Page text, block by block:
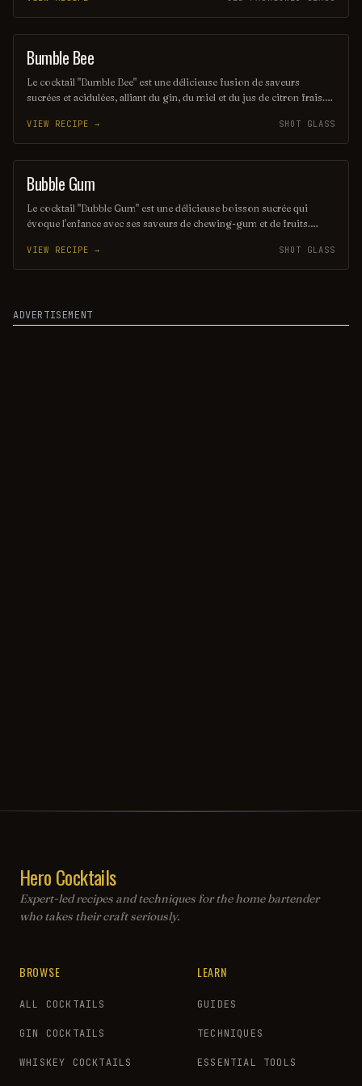
occasion spéciale. Laissez-vous séduire par cette fusion délicieuse
qui ravira vos papilles.
SHOT
Bumble Bee
Le cocktail "Bumble Bee" est une délicieuse fusion de saveurs
sucrées et acidulées, alliant du gin, du miel et du jus de citron frais.
en fait une boisson parfaite pour les chaudes journées d'été.
Dégustez ce cocktail pour une expérience à la fois sophistiquée et
estivale.
VIEW RECIPE → SHOT GLASS
SHOT
Bubble Gum
Le cocktail "Bubble Gum" est une délicieuse boisson sucrée qui
évoque l'enfance avec ses saveurs de chewing-gum et de fruits.
une expérience rafraîchissante et ludique, parfaite pour les soirées
estivales. Sa couleur rose vif attire tous les regards et promet une
VIEW RECIPE → SHOT GLASS
ADVERTISEMENT
Hero Cocktails
Expert-led recipes and techniques for the home bartender
who takes their craft seriously.
BROWSE
ALL COCKTAILS
GIN COCKTAILS
WHISKEY COCKTAILS
LEARN
GUIDES
TECHNIQUES
ESSENTIAL TOOLS